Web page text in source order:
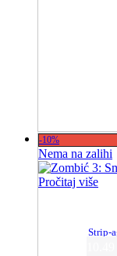
-10%
Nema na zalihi
Pročitaj više
Strip-